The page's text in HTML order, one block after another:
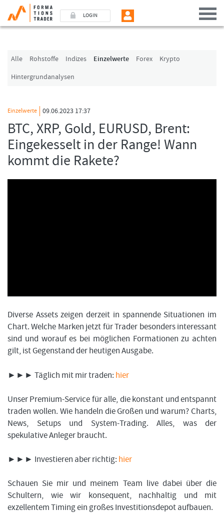
LOGIN
Alle Rohstoffe Indizes Einzelwerte Forex
Krypto
Hintergrundanalysen
Einzelwerte 09.06.2023 17:37
BTC, XRP, Gold, EURUSD, Brent:
Eingekesselt in der Range! Wann
kommt die Rakete?
Diverse Assets zeigen derzeit in spannende Situationen im
Chart. Welche Marken jetzt für Trader besonders interessant
sind und worauf es bei möglichen Formationen zu achten
gilt, ist Gegenstand der heutigen Ausgabe.
►►► Täglich mit mir traden: hier
Unser Premium-Service für alle, die konstant und entspannt
traden wollen. Wie handeln die Großen und warum? Charts,
News, Setups und System-Trading. Alles, was der
spekulative Anleger braucht.
►►► Investieren aber richtig: hier
Schauen Sie mir und meinem Team live dabei über die
Schultern, wie wir konsequent, nachhaltig und mit
exzellentem Timing ein großes Investitionsdepot aufbauen.
Benutzer (E-Mail-Adresse in Kleinschrift)
Angemeldet bleiben
LOGIN
Passwort vergessen
Ich bin neu, und jetzt?